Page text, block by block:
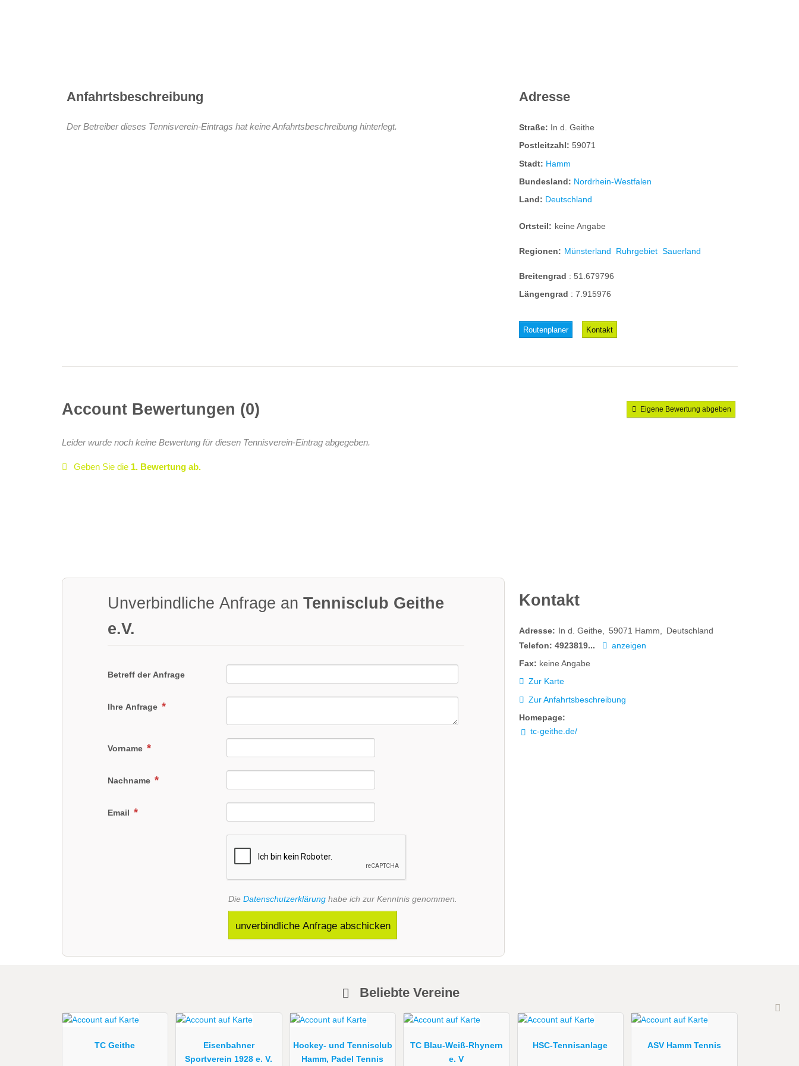
Anfahrtsbeschreibung
Der Betreiber dieses Tennisverein-Eintrags hat keine Anfahrtsbeschreibung hinterlegt.
Adresse
Straße: In d. Geithe
Postleitzahl:59071
Stadt: Hamm
Bundesland: Nordrhein-Westfalen
Land: Deutschland
Ortsteil: keine Angabe
Regionen: Münsterland Ruhrgebiet Sauerland
Breitengrad :51.679796
Längengrad :7.915976
Routenplaner Kontakt
Account Bewertungen 0 Eigene Bewertung abgeben
Leider wurde noch keine Bewertung für diesen Tennisverein-Eintrag abgegeben.
Geben Sie die 1. Bewertung ab.
Unverbindliche Anfrage anTennisclub Geithe
e.V.
Betreff der Anfrage
Ihre Anfrage
Vorname
Nachname
Email
DieDatenschutzerklärung habe ich zur Kenntnis genommen.
unverbindliche Anfrage abschicken
Kontakt
Adresse: In d. Geithe 59071 Hamm
Deutschland
Telefon: 4923819...
anzeigen
Fax: keine Angabe
Zur Karte
Zur Anfahrtsbeschreibung
Homepage:
tc-geithe.de/
Beliebte Vereine
TC Geithe
Eisenbahner
Sportverein 1928 e. V.
Hockey- und Tennisclub
Hamm, Padel Tennis
TC Blau-Weiß-Rhynern
e. V
HSC-Tennisanlage ASV Hamm Tennis